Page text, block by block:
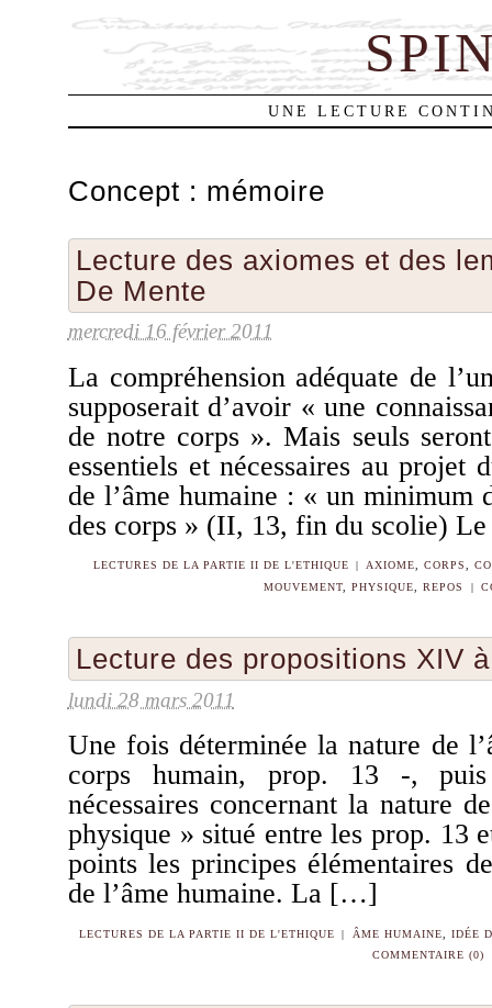
UNE LECTURE
Concept : mémoire
Lecture des axiomes et des
De Mente
mercredi 16 février 2011
La compréhension adéquate de
supposerait d’avoir « une
de notre corps ». Mais seuls
essentiels et nécessaires au projet
de l’âme humaine : « un minimum
des corps » (II, 13, fin du scolie)
LECTURES DE LA PARTIE II DE L'ETHIQUE AXIOME,CORPS,
MOUVEMENT,PHYSIQUE,REPOS
Lecture des propositions XIV
lundi 28 mars 2011
Une fois déterminée la nature de
corps humain, prop. 13 -, puis
nécessaires concernant la nature
physique » situé entre les prop. 13
points les principes élémentaires
de l’âme humaine. La […]
LECTURES DE LA PARTIE II DE L'ETHIQUE | ÂME HUMAINE
IDÉE
COMMENTAIRE (0)